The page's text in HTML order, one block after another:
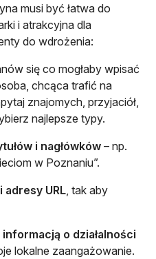
musi być łatwa do
i atrakcyjna dla
do wdrożenia:
się co mogłaby wpisać
chcąca trafić na
znajomych, przyjaciół,
najlepsze typy.
i nagłówków– np.
w Poznaniu”.
URL, tak aby
o działalności
lokalne zaangażowanie.